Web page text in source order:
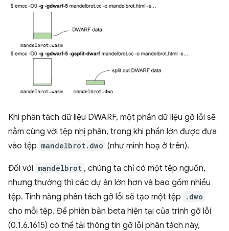
Khi phân tách dữ liệu DWARF, một phần dữ liệu gỡ lỗi sẽ
nằm cùng với tệp nhị phân, trong khi phần lớn được đưa
vào tệp mandelbrot.dwo (như minh hoạ ở trên).
Đối với mandelbrot , chúng ta chỉ có một tệp nguồn,
nhưng thường thì các dự án lớn hơn và bao gồm nhiều
tệp. Tính năng phân tách gỡ lỗi sẽ tạo một tệp
.dwo
cho mỗi tệp. Để phiên bản beta hiện tại của trình gỡ lỗi
(0.1.6.1615) có thể tải thông tin gỡ lỗi phân tách này,